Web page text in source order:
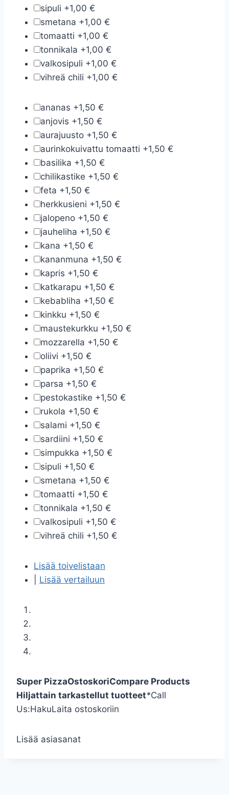
sipuli +1,00 €
smetana +1,00 €
tomaatti +1,00 €
tonnikala +1,00 €
valkosipuli +1,00 €
vihreä chili +1,00 €
ananas +1,50 €
anjovis +1,50 €
aurajuusto +1,50 €
aurinkokuivattu tomaatti +1,50 €
basilika +1,50 €
chilikastike +1,50 €
feta +1,50 €
herkkusieni +1,50 €
jalopeno +1,50 €
jauheliha +1,50 €
kana +1,50 €
kananmuna +1,50 €
kapris +1,50 €
katkarapu +1,50 €
kebabliha +1,50 €
kinkku +1,50 €
maustekurkku +1,50 €
mozzarella +1,50 €
oliivi +1,50 €
paprika +1,50 €
parsa +1,50 €
pestokastike +1,50 €
rukola +1,50 €
salami +1,50 €
sardiini +1,50 €
simpukka +1,50 €
sipuli +1,50 €
smetana +1,50 €
tomaatti +1,50 €
tonnikala +1,50 €
valkosipuli +1,50 €
vihreä chili +1,50 €
Lisää toivelistaan
Lisää vertailuun
Super PizzaOstoskoriCompare Products
Hiljattain tarkastellut tuotteet*Call
Us:HakuLaita ostoskoriin
Lisää asiasanat